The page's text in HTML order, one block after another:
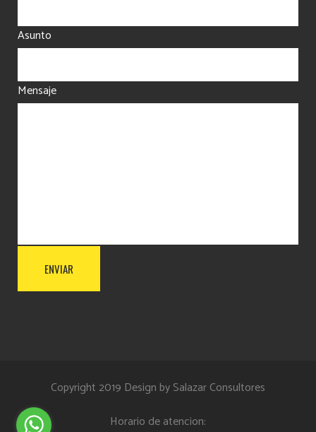
Asunto
Mensaje
Copyright 2019 Design bySalazar Consultores
Horario de atencion: